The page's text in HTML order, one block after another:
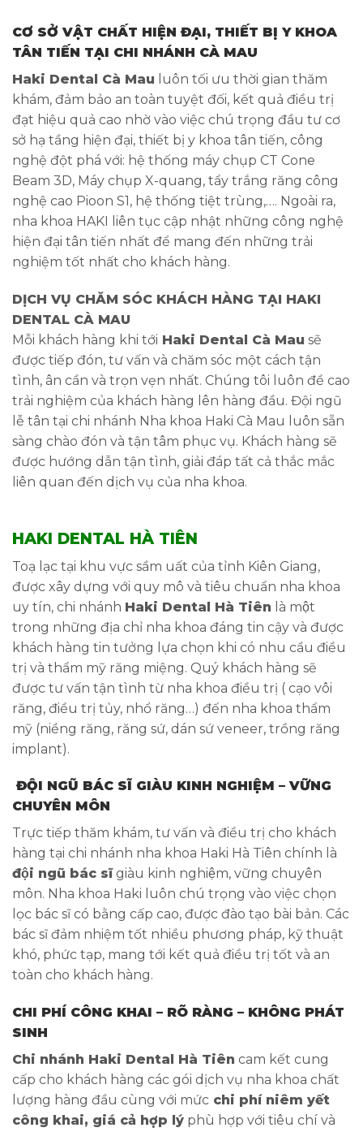
CƠ SỞ VẬT CHẤT HIỆN ĐẠI, THIẾT BỊ Y KHOA
TÂN TIẾN TẠI CHI NHÁNH CÀ MAU
Haki Dental Cà Mau luôn tối ưu thời gian thăm
khám, đảm bảo an toàn tuyệt đối, kết quả điều trị
đạt hiệu quả cao nhờ vào việc chú trọng đầu tư cơ
sở hạ tầng hiện đại, thiết bị y khoa tân tiến, công
nghệ đột phá với: hệ thống máy chụp CT Cone
Beam 3D, Máy chụp X-quang, tẩy trắng răng công
nghệ cao Pioon S1, hệ thống tiệt trùng,…. Ngoài ra,
nha khoa HAKI liên tục cập nhật những công nghệ
hiện đại tân tiến nhất để mang đến những trải
nghiệm tốt nhất cho khách hàng.
DỊCH VỤ CHĂM SÓC KHÁCH HÀNG TẠI HAKI
DENTAL CÀ MAU
Mỗi khách hàng khi tới Haki Dental Cà Mau sẽ
được tiếp đón, tư vấn và chăm sóc một cách tận
tình, ân cần và trọn vẹn nhất. Chúng tôi luôn đề cao
trải nghiệm của khách hàng lên hàng đầu. Đội ngũ
lễ tân tại chi nhánh Nha khoa Haki Cà Mau luôn sẵn
sàng chào đón và tận tâm phục vụ. Khách hàng sẽ
được hướng dẫn tận tình, giải đáp tất cả thắc mắc
liên quan đến dịch vụ của nha khoa.
HAKI DENTAL HÀ TIÊN
Toạ lạc tại khu vực sầm uất của tỉnh Kiên Giang,
được xây dựng với quy mô và tiêu chuẩn nha khoa
uy tín, chi nhánh Haki Dental Hà Tiên là một
trong những địa chỉ nha khoa đáng tin cậy và được
khách hàng tin tưởng lựa chọn khi có nhu cầu điều
trị và thẩm mỹ răng miệng. Quý khách hàng sẽ
được tư vấn tận tình từ nha khoa điều trị ( cạo vôi
răng, điều trị tủy, nhổ răng…) đến nha khoa thẩm
mỹ (niềng răng, răng sứ, dán sứ veneer, trồng răng
implant).
ĐỘI NGŨ BÁC SĨ GIÀU KINH NGHIỆM – VỮNG
CHUYÊN MÔN
Trực tiếp thăm khám, tư vấn và điều trị cho khách
hàng tại chi nhánh nha khoa Haki Hà Tiên chính là
đội ngũ bác sĩgiàu kinh nghiệm, vững chuyên
môn. Nha khoa Haki luôn chú trọng vào việc chọn
lọc bác sĩ có bằng cấp cao, được đào tạo bài bản. Các
bác sĩ đảm nhiệm tốt nhiều phương pháp, kỹ thuật
khó, phức tạp, mang tới kết quả điều trị tốt và an
toàn cho khách hàng.
CHI PHÍ CÔNG KHAI – RÕ RÀNG – KHÔNG PHÁT
SINH
Chi nhánh Haki Dental
Hà Tiên cam kết cung
cấp cho khách hàng các gói dịch vụ nha khoa chất
lượng hàng đầu cùng với mức chi phí niêm yết
công khai, giá cả hợp lý phù hợp với tiêu chí và